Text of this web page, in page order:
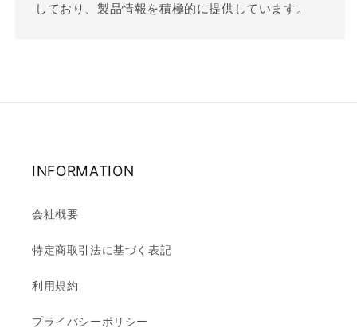
しており、製品情報を積極的に提供しています。
INFORMATION
会社概要
特定商取引法に基づく表記
利用規約
プライバシーポリシー